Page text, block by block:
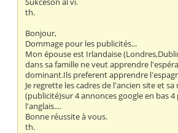
th.
Bonjour,
Dommage pour les publicités...
Mon épouse est Irlandaise
dans sa famille ne veut apprendre
dominant.Ils preferent apprendre
Je regrette les cadres de l'ancien site et
(publicité)sur 4 annonces google en bas
l'anglais....
Bonne réussite à vous.
th.